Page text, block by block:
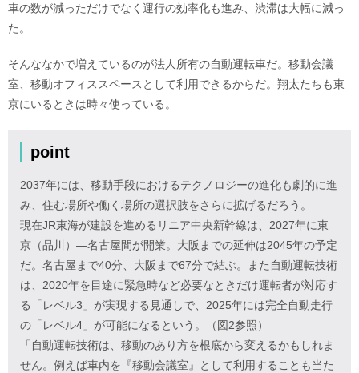
車の数が減っただけでなく運行の効率化も進み、渋滞は大幅に減っ
た。
そんななかで増えているのが法人所有の自動運転車だ。移動会議
室、移動オフィススペースとして利用できるからだ。翔太たちも東
京にいるときは時々使っている。
point
2037年には、移動手段におけるテクノロジーの進化も劇的に進
み、住む場所や働く場所の選択肢をさらに拡げるだろう。
現在JR東海が建設を進めるリニア中央新幹線は、2027年に東
京（品川）―名古屋間が開業。大阪までの延伸は2045年の予定
だ。名古屋まで40分、大阪まで67分で結ぶ。また自動運転技術
は、2020年を目途に緊急時など必要なときだけ運転者が対応す
る「レベル3」が実現する見通しで、2025年には完全自動走行
の「レベル4」が可能になるという。（図2参照）
「自動運転技術は、移動のあり方を根底から変えるかもしれま
せん。例えば車内を『移動会議室』として利用することも当た